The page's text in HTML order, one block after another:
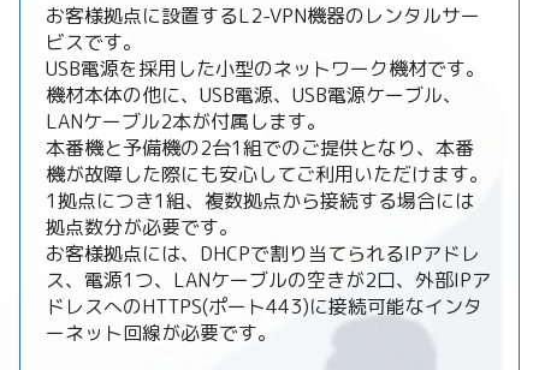
お客様拠点に設置するL2-VPN機器のレンタルサー
ビスです。
USB電源を採用した小型のネットワーク機材です。
機材本体の他に、USB電源、USB電源ケーブル、
LANケーブル2本が付属します。
本番機と予備機の2台1組でのご提供となり、本番
機が故障した際にも安心してご利用いただけます。
1拠点につき1組、複数拠点から接続する場合には
拠点数分が必要です。
お客様拠点には、DHCPで割り当てられるIPアドレ
ス、電源1つ、LANケーブルの空きが2口、外部IPア
ドレスへのHTTPS(ポート443)に接続可能なインタ
ーネット回線が必要です。